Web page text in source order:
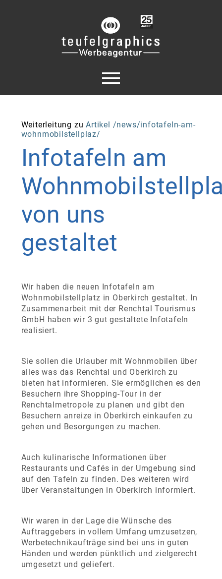
Weiterleitung zuArtikel /news/infotafeln-am-
wohnmobilstellplaz/
Infotafeln am
von uns
gestaltet
Wir haben die neuen Infotafeln am
Wohnmobilstellplatz in Oberkirch gestaltet. In
Zusammenarbeit mit der Renchtal Tourismus
GmbH haben wir 3 gut gestaltete Infotafeln
realisiert.
Sie sollen die Urlauber mit Wohnmobilen über
alles was das Renchtal und Oberkirch zu
bieten hat informieren. Sie ermöglichen es den
Besuchern ihre Shopping-Tour in der
Renchtalmetropole zu planen und gibt den
Besuchern anreize in Oberkirch einkaufen zu
gehen und Besorgungen zu machen.
Auch kulinarische Informationen über
Restaurants und Cafés in der Umgebung sind
auf den Tafeln zu finden. Des weiteren wird
über Veranstaltungen in Oberkirch informiert.
Wir waren in der Lage die Wünsche des
Auftraggebers in vollem Umfang umzusetzen,
Werbetechnikaufträge sind bei uns in guten
Händen und werden pünktlich und zielgerecht
umgesetzt und geliefert.